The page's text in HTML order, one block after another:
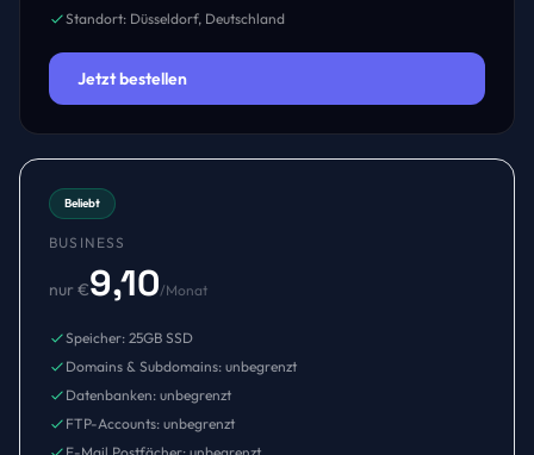
Standort: Düsseldorf, Deutschland
Jetzt bestellen
Beliebt
BUSINESS
nur €9,10/Monat
Speicher: 25GB SSD
Domains & Subdomains: unbegrenzt
Datenbanken: unbegrenzt
FTP-Accounts: unbegrenzt